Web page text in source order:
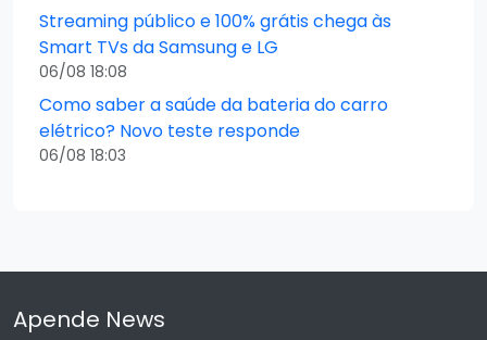
Streaming público e 100% grátis chega às
Smart TVs da Samsung e LG
06/08 18:08
Como saber a saúde da bateria do carro
elétrico? Novo teste responde
06/08 18:03
Apende News